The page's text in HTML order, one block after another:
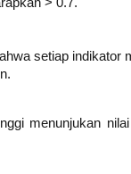
setiap indikator
menunjukan